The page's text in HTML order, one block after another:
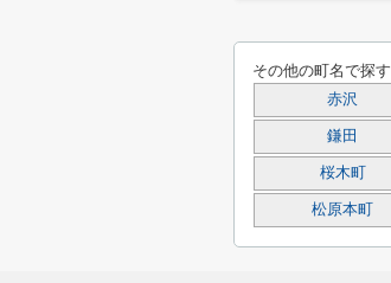
その他の町名で探す
赤沢
鎌田
桜木町
松原本町